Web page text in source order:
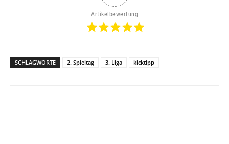
Artikelbewertung
SCHLAGWORTE 2. Spieltag 3. Liga kicktipp